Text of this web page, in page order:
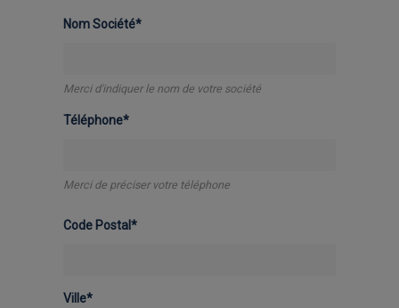
Nom Société*
Merci d'indiquer le nom de votre société
Téléphone*
Merci de préciser votre téléphone
Code Postal*
Ville*